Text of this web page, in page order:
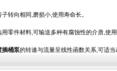
向相同,磨损小,使用寿命长。
件材料,可输送多种有腐蚀性的介质,使用
插桶泵的转速与流量呈线性函数关系,可适